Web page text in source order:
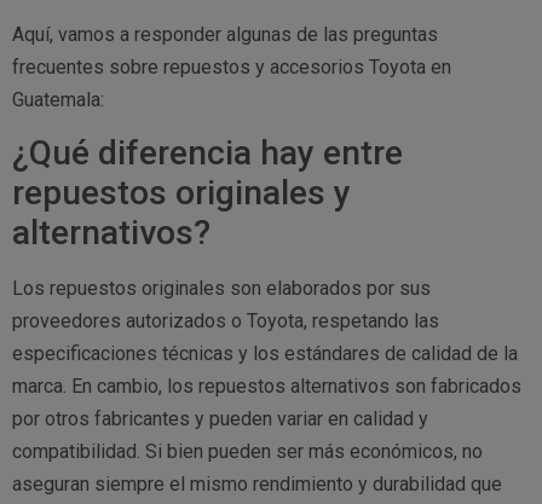
Aquí, vamos a responder algunas de las preguntas
frecuentes sobre repuestos y accesorios Toyota en
Guatemala:
¿Qué diferencia hay entre
repuestos originales y
alternativos?
Los repuestos originales son elaborados por sus
proveedores autorizados o Toyota, respetando las
especificaciones técnicas y los estándares de calidad de la
marca. En cambio, los repuestos alternativos son fabricados
por otros fabricantes y pueden variar en calidad y
compatibilidad. Si bien pueden ser más económicos, no
aseguran siempre el mismo rendimiento y durabilidad que